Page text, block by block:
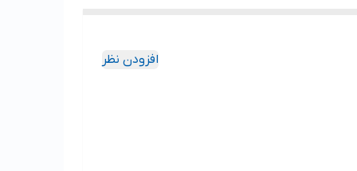
افزودن نظر